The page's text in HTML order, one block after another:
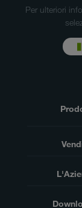
Per ulteriori